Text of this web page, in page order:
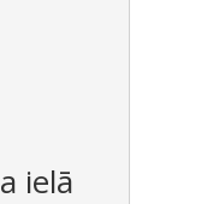
ielā